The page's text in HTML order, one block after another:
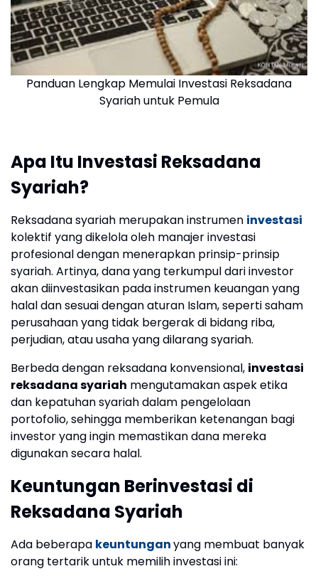
Panduan Lengkap Memulai Investasi Reksadana
Syariah untuk Pemula
Apa Itu Investasi Reksadana
Syariah?
Reksadana syariah merupakan instrumen investasi
kolektif yang dikelola oleh manajer investasi
profesional dengan menerapkan prinsip-prinsip
syariah. Artinya, dana yang terkumpul dari investor
akan diinvestasikan pada instrumen keuangan yang
halal dan sesuai dengan aturan Islam, seperti saham
perusahaan yang tidak bergerak di bidang riba,
perjudian, atau usaha yang dilarang syariah.
Berbeda dengan reksadana konvensional, investasi
reksadana syariah mengutamakan aspek etika
dan kepatuhan syariah dalam pengelolaan
portofolio, sehingga memberikan ketenangan bagi
investor yang ingin memastikan dana mereka
digunakan secara halal.
Keuntungan Berinvestasi di
Reksadana Syariah
Ada beberapa keuntunganyang membuat banyak
orang tertarik untuk memilih investasi ini: